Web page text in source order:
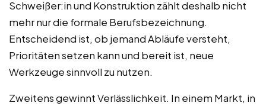
Schweißer:in und Konstruktion zählt deshalb nicht
mehr nur die formale Berufsbezeichnung.
Entscheidend ist, ob jemand Abläufe versteht,
Prioritäten setzen kann und bereit ist, neue
Werkzeuge sinnvoll zu nutzen.
Zweitens gewinnt Verlässlichkeit. In einem Markt, in